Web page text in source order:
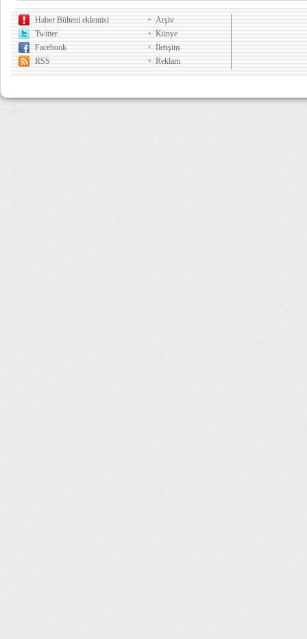
Haber Bülteni eklentisi
Twitter
Facebook
RSS
Arşiv
Künye
İletişim
Reklam